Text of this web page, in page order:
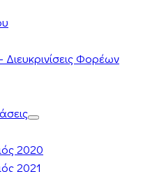
Φορέων
2020
2021